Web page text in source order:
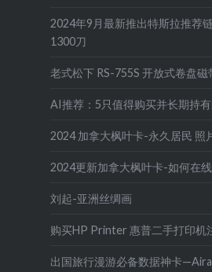
2024年9月最新推出特斯拉推荐
1300刀
老式松下 RS-755S 开放式卷盘
AI推荐：5只值得购买并长期持
2024 加拿大枫叶卡-永久居民 照
2024更新加拿大枫叶卡-如何在线
刘起-亚洲丝绸画
购买HP Printer 惠普二手打印机
出国旅行漫游必备数据神卡